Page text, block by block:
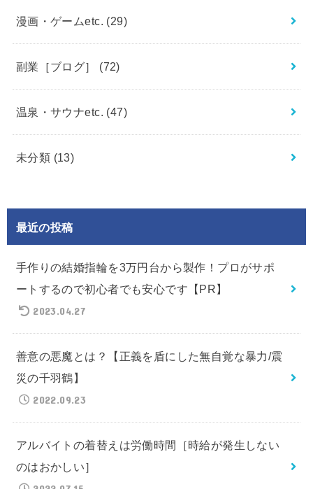
漫画・ゲームetc. (29)
副業［ブログ］ (72)
温泉・サウナetc. (47)
未分類 (13)
最近の投稿
手作りの結婚指輪を3万円台から製作！プロがサポ
ートするので初心者でも安心です【PR】
2023.04.27
善意の悪魔とは？【正義を盾にした無自覚な暴力/震
災の千羽鶴】
2022.09.23
アルバイトの着替えは労働時間［時給が発生しない
のはおかしい］